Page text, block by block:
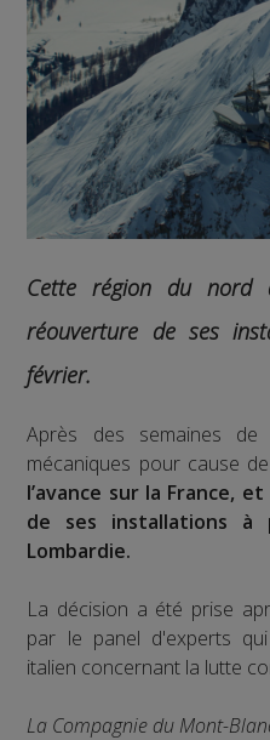
Cette région du nord
réouverture de ses
février.
Après des semaines de
mécaniques pour cause
l’avance sur la France,
de ses installations
Lombardie.
La décision a été prise
par le panel d'experts
italien concernant la lutte
La Compagnie du Mont-